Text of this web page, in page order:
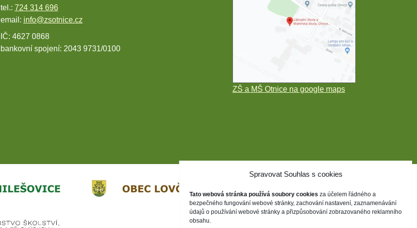
Spravovat Souhlas s cookies
Tato webová stránka používá soubory cookies za účelem řádného a
bezpečného fungování webové stránky, zachování nastavení, zaznamenávání
údajů o používání webové stránky a přizpůsobování zobrazovaného reklamního
obsahu.
tel.: 724 314 696
email: info@zsotnice.cz
IČ: 4627 0868
bankovní spojení: 2043 9731/0100
ZŠ a MŠ Otnice na google maps